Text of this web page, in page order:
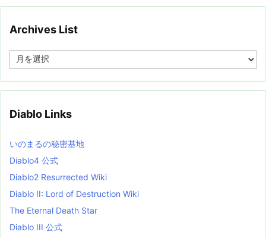
Archives List
e
i
s
t
Diablo Links
いのまるの秘密基地
Diablo4 公式
Diablo2 Resurrected Wiki
Diablo II: Lord of Destruction Wiki
The Eternal Death Star
Diablo III 公式